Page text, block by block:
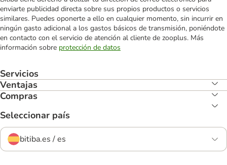
enviarte publicidad directa sobre sus propios productos o servicios
similares. Puedes oponerte a ello en cualquier momento, sin incurrir en
ningún gasto adicional a los gastos básicos de transmisión, poniéndote
en contacto con el servicio de atención al cliente de zooplus. Más
información sobre protección de datos
Servicios
Ventajas
Compras
Seleccionar país
bitiba.es / es